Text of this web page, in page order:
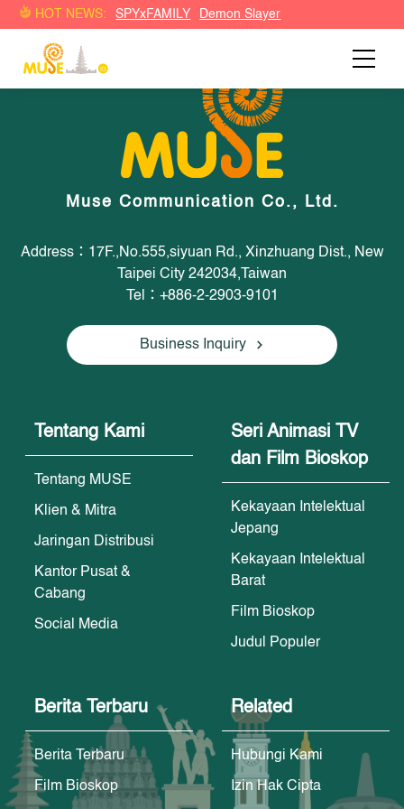
HOT NEWS: SPYxFAMILY Demon Slayer
Muse Communication Co., Ltd.
Address：17F.,No.555,siyuan Rd., Xinzhuang Dist., New
Taipei City 242034,Taiwan
Tel：+886-2-2903-9101
Business Inquiry
Tentang Kami
Tentang MUSE
Klien & Mitra
Jaringan Distribusi
Kantor Pusat &
Cabang
Social Media
Seri Animasi TV
dan Film Bioskop
Kekayaan Intelektual
Jepang
Kekayaan Intelektual
Barat
Film Bioskop
Judul Populer
Berita Terbaru
Berita Terbaru
Film Bioskop
Related
Hubungi Kami
Izin Hak Cipta